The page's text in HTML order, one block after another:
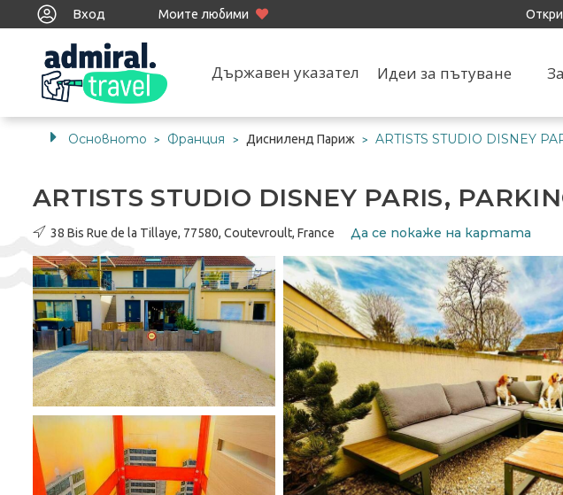
Вход Моите любими
Държавен указател Идеи за пътуване
Основното > Франция > Дисниленд Париж > ARTISTS STUDIO DISNEY
ARTISTS STUDIO DISNEY PARIS,
38 Bis Rue de la Tillaye, 77580, Coutevroult, France Да се ​​покаже на картата